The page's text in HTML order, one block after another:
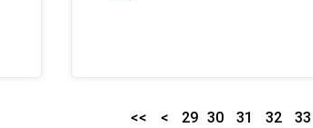
<< < 29 30 31 32 33